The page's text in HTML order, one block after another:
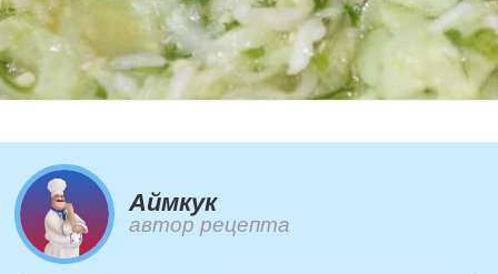
Аймкук
автор рецепта